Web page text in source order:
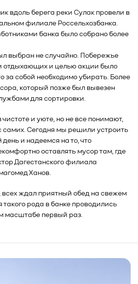
вдоль берега реки Сулак провели в
филиале Россельхозбанка.
банка было собрано более
выбран не случайно. Побережье
отдыхающих и целью акции было
за собой необходимо убирать. Более
который позже был вывезен
для сортировки.
и уюте, но не все понимают,
самих. Сегодня мы решили устроить
и надеемся на то, что
оставлять мусор там, где
Дагестанского филиала
Ханов.
всех ждал приятный обед на свежем
такого рода в банке проводились
масштабе первый раз.